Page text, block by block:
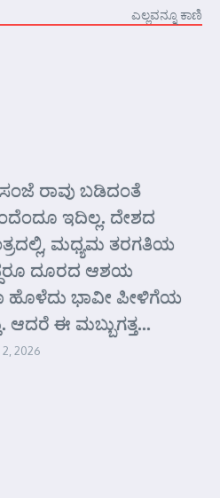
ಎಲ್ಲವನ್ನೂ ಕಾಣಿ
ರಾವು ಬಡಿದಂತೆ
ಇದಿಲ್ಲ. ದೇಶದ
ಮಧ್ಯಮ ತರಗತಿಯ
ದೂರದ ಆಶಯ
ಹೊಳೆದು ಭಾವೀ ಪೀಳಿಗೆಯ
ಆದರೆ ಈ ಮಬ್ಬುಗತ್ತ...
2026